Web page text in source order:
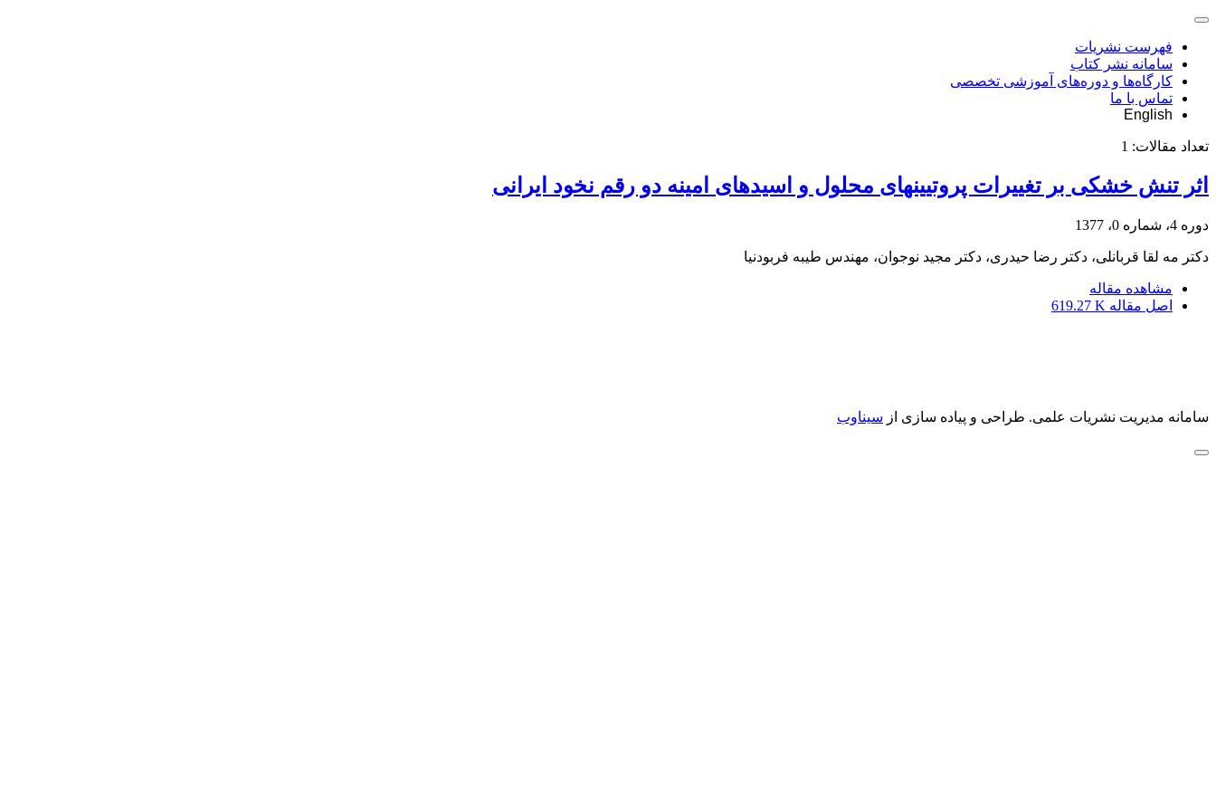
فهرست نشریات
سامانه نشر کتاب
کارگاه‌ها و دوره‌های آموزشی تخصصی
تماس با ما
English
تعداد مقالات: 1
اثر تنش خشکی بر تغییرات پروتیینهای محلول و اسیدهای امینه دو رقم نخود ایرانی
دوره 4، شماره 0، 1377
دکتر مه لقا قربانلی، دکتر رضا حیدری، دکتر مجید نوجوان، مهندس طیبه فربودنیا
مشاهده مقاله
اصل مقاله 619.27 K
سامانه مدیریت نشریات علمی. طراحی و پیاده سازی از سیناوب